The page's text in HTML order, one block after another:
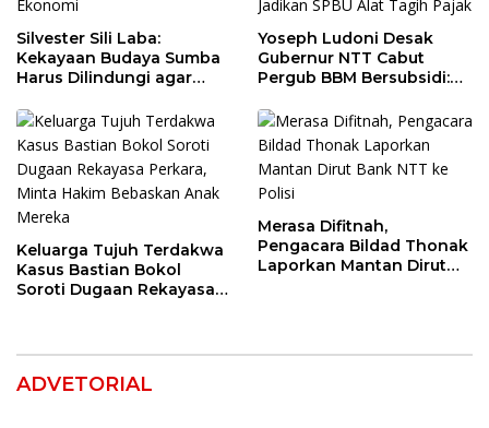
Silvester Sili Laba:
Kekayaan Budaya Sumba
Harus Dilindungi agar
Yoseph Ludoni Desak
Gubernur NTT Cabut
Pergub BBM Bersubsidi:
Tagih Pajak
Keluarga Tujuh Terdakwa
Kasus Bastian Bokol
Soroti Dugaan Rekayasa
Merasa Difitnah,
Pengacara Bildad Thonak
Laporkan Mantan Dirut
ADVETORIAL